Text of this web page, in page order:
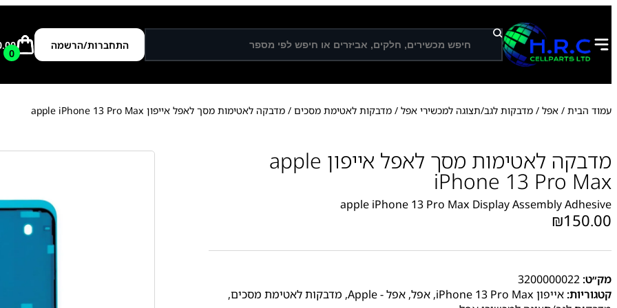
ח
י
פ
התחברות/הרשמה
0
עמוד הבית / אפל / מדבקות לגב/תצוגה למכשירי אפל / מדבקות לאטימת מסכים / מדבקה לאטימות מסך לאפל אייפון apple iPhone 13 Pro Max
מדבקה לאטימות מסך לאפל אייפון apple
iPhone 13 Pro Max
apple iPhone 13 Pro Max Display Assembly Adhesive
₪150.00
מק״ט: 3200000022
קטגוריות: אייפון iPhone 13 Pro Max , אפל, אפל - Apple , מדבקות לאטימת מסכים,